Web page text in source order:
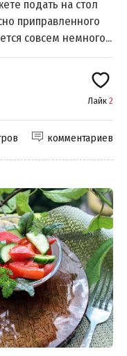
подать на стол
приправленного
совсем немного...
Лайк 2
комментариев